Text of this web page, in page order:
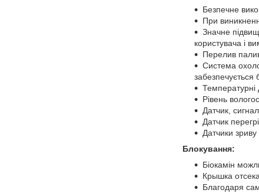
Безпечне
При
Значне
користувача і
Перелив
Система
забезпечується
Температурні
Рівень
Датчик,
Датчик
Датчики
Блокування:
Біокамін
Крышка
Благодаря